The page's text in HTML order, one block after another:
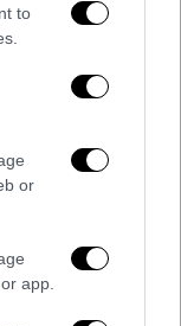
to
or
app.
φτάσει
Κελσίου